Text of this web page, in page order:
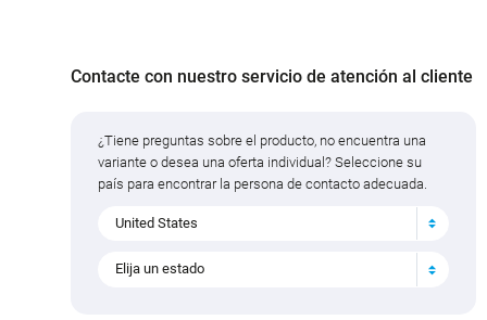
Contacte con nuestro servicio de atención al cliente
¿Tiene preguntas sobre el producto, no encuentra una
variante o desea una oferta individual? Seleccione su
país para encontrar la persona de contacto adecuada.
United States
Elija un estado